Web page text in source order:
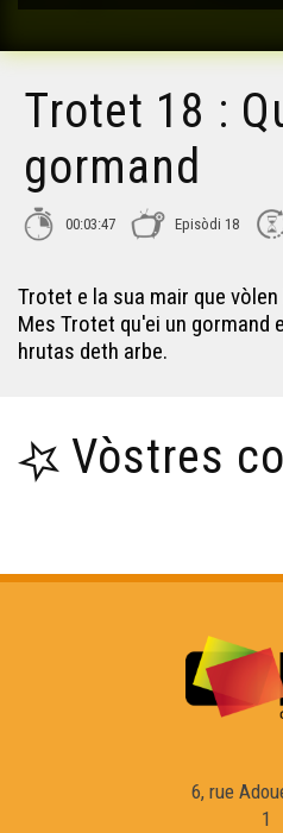
Trotet 18 :
gormand
00:03:47 Episòdi 18
Trotet e la sua mair que
Mes Trotet qu'ei un gormand
hrutas deth arbe.
Vòstres
6, rue
1